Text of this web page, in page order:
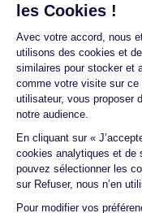
Un crédit vous
Vérifiez vos
Aucun versement,
peut être exigé
d'un ou